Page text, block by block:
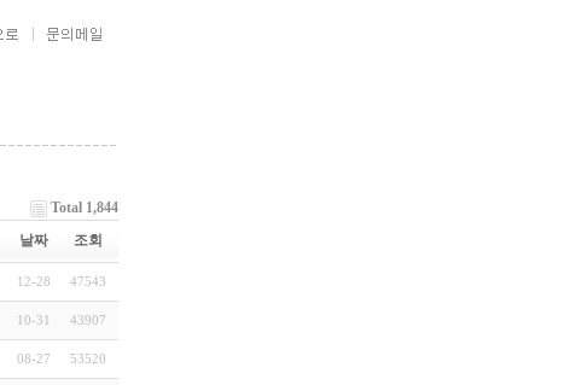
Total 1,844
날짜 조회
12-28 47543
10-31 43907
08-27 53520